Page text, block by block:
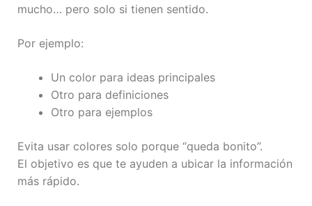
mucho… pero solo si tienen sentido.
Por ejemplo:
Un color para ideas principales
Otro para definiciones
Otro para ejemplos
Evita usar colores solo porque “queda bonito”.
El objetivo es que te ayuden a ubicar la información
más rápido.